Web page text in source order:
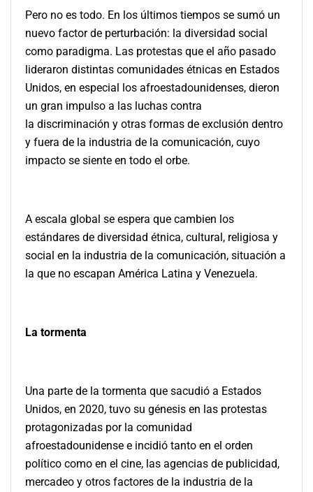
Pero no es todo. En los últimos tiempos se sumó un
nuevo factor de perturbación: la diversidad social
como paradigma. Las protestas que el año pasado
lideraron distintas comunidades étnicas en Estados
Unidos, en especial los afroestadounidenses, dieron
un gran impulso a las luchas contra
la discriminación y otras formas de exclusión dentro
y fuera de la industria de la comunicación, cuyo
impacto se siente en todo el orbe.
A escala global se espera que cambien los
estándares de diversidad étnica, cultural, religiosa y
social en la industria de la comunicación, situación a
la que no escapan América Latina y Venezuela.
La tormenta
Una parte de la tormenta que sacudió a Estados
Unidos, en 2020, tuvo su génesis en las protestas
protagonizadas por la comunidad
afroestadounidense e incidió tanto en el orden
político como en el cine, las agencias de publicidad,
mercadeo y otros factores de la industria de la